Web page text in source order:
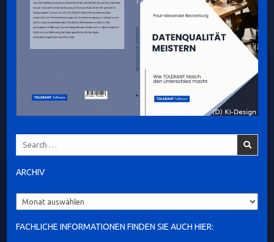
ARCHIV
Archiv
FACHLICHE INFORMATIONEN FINDEN SIE AUCH HIER: